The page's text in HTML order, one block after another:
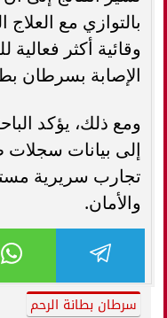
بالتوازي مع
وقائية أكثر
الإصابة بسرطان
ومع ذلك، يؤكد
إلى بيانات سجلات
تجارب سريرية
والأمان.
سرطان بطانة الرحم